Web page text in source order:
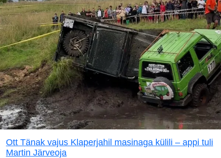
Ott Tänak vajus Klaperjahil masinaga külili – appi tuli
Martin Järveoja